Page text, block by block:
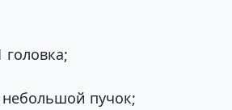
пучок;